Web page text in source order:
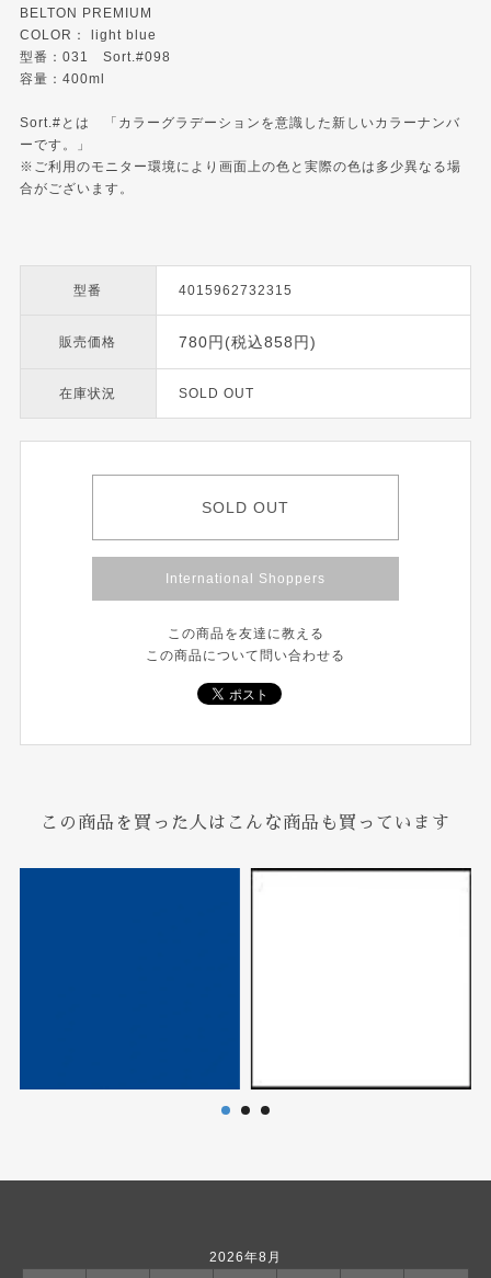
BELTON PREMIUM
COLOR： light blue
型番：031 Sort.#098
容量：400ml
Sort.#とは 「カラーグラデーションを意識した新しいカラーナンバ
ーです。」
※ご利用のモニター環境により画面上の色と実際の色は多少異なる場
合がございます。
型番 4015962732315
販売価格 780円(税込858円)
在庫状況 SOLD OUT
SOLD OUT
International Shoppers
この商品を友達に教える
この商品について問い合わせる
この商品を買った人はこんな商品も買っています
2026年8月